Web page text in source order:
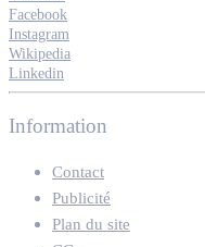
Facebook
Instagram
Wikipedia
Linkedin
Information
Contact
Publicité
Plan du site